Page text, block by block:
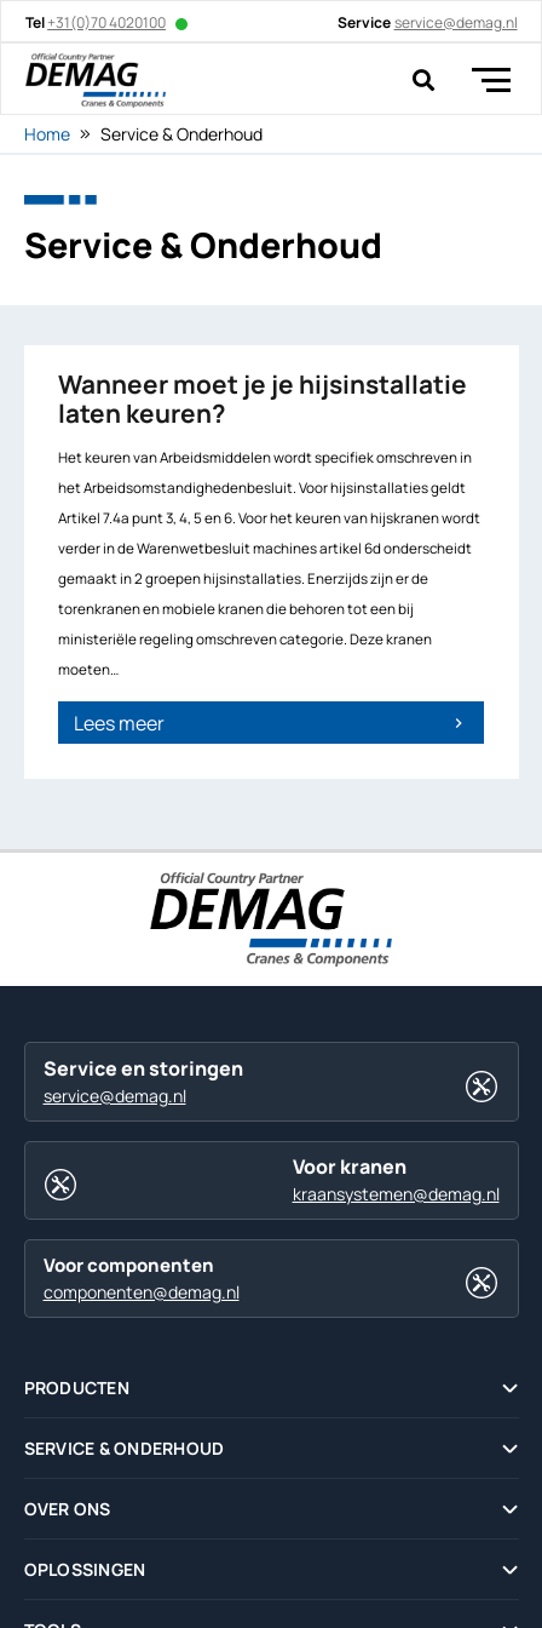
Tel+31(0)70 4020100 Serviceservice@demag.nl
Home Service & Onderhoud
Service & Onderhoud
Wanneer moet je je hijsinstallatie
laten keuren?
Het keuren van Arbeidsmiddelen wordt specifiek omschreven in
het Arbeidsomstandighedenbesluit. Voor hijsinstallaties geldt
Artikel 7.4a punt 3, 4, 5 en 6. Voor het keuren van hijskranen wordt
verder in de Warenwetbesluit machines artikel 6d onderscheidt
gemaakt in 2 groepen hijsinstallaties. Enerzijds zijn er de
torenkranen en mobiele kranen die behoren tot een bij
ministeriële regeling omschreven categorie. Deze kranen
moeten…
Lees meer chevron_right
Service en storingen
service@demag.nl
Voor kranen
kraansystemen@demag.nl
Voor componenten
componenten@demag.nl
PRODUCTEN
SERVICE & ONDERHOUD
OVER ONS
OPLOSSINGEN